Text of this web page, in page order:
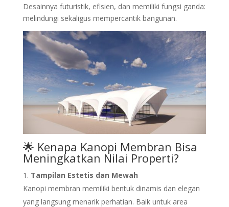
Desainnya futuristik, efisien, dan memiliki fungsi ganda:
melindungi sekaligus mempercantik bangunan.
🌟 Kenapa Kanopi Membran Bisa
Meningkatkan Nilai Properti?
Tampilan Estetis dan Mewah
Kanopi membran memiliki bentuk dinamis dan elegan
yang langsung menarik perhatian. Baik untuk area